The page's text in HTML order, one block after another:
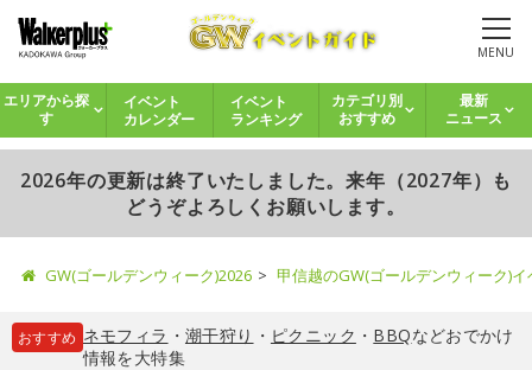
MENU
エリアから探
す
イベント
カレンダー
イベント
ランキング
カテゴリ別
おすすめ
最新
ニュース
2026年の更新は終了いたしました。来年（2027年）も
どうぞよろしくお願いします。
GW(ゴールデンウィーク)2026 甲信越のGW(ゴールデンウィーク)
おすすめ ネモフィラ ・ 潮干狩り ・ ピクニック ・ BBQなどおでかけ
情報を大特集